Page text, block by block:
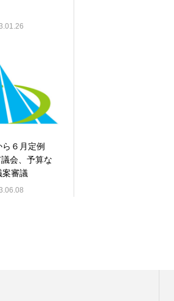
６月定例
会、予算な
案審議